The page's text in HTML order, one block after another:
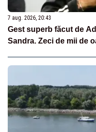
7 aug. 2026, 20:43
Gest superb făcut de
Sandra. Zeci de mii de